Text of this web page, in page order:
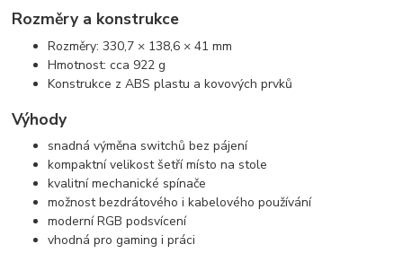
Rozměry a konstrukce
Rozměry: 330,7 × 138,6 × 41 mm
Hmotnost: cca 922 g
Konstrukce z ABS plastu a kovových prvků
Výhody
snadná výměna switchů bez pájení
kompaktní velikost šetří místo na stole
kvalitní mechanické spínače
možnost bezdrátového i kabelového používání
moderní RGB podsvícení
vhodná pro gaming i práci